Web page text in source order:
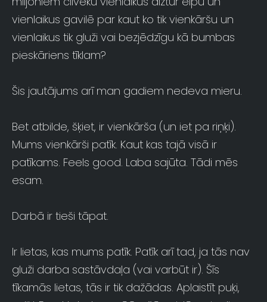
vienlaikus gavilē par kaut ko tik vienkāršu un
vienlaikus tik gluži vai bezjēdzīgu kā bumbas
pieskāriens tīklam?
Šis jautājums arī man gadiem nedeva mieru.
Bet atbilde, šķiet, ir vienkārša (un iet pa riņķi).
Mums vienkārši patīk. Kaut kas tajā visā ir
patīkams. Feels good. Laba sajūta. Tādi mēs
esam.
Darbā ir tieši tāpat.
Ir lietas, kas mums patīk. Patīk arī tad, ja tās nav
gluži darba sastāvdaļa (vai varbūt ir). Šīs
tīkamās lietas, tās ir tik dažādas. Aplaistīt puķi,